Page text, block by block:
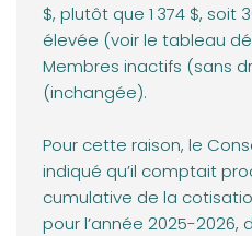
$, plutôt que 1 374 $, soit
élevée (voir le tableau
Membres inactifs (sans
(inchangée).
Pour cette raison, le
indiqué qu’il comptait
cumulative de la
pour l’année 2025-2026,